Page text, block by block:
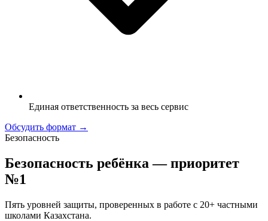
Единая ответственность за весь сервис
Обсудить формат →
Безопасность
Безопасность ребёнка — приоритет
№1
Пять уровней защиты, проверенных в работе с 20+ частными
школами Казахстана.